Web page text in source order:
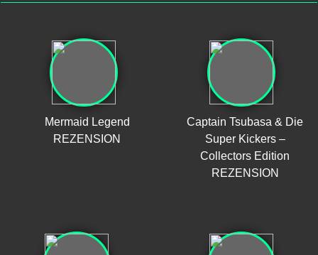
Mermaid Legend
REZENSION
Captain Tsubasa & Die
Super Kickers –
Collectors Edition
REZENSION